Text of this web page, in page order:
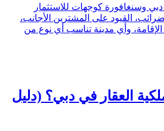
وسنغافورة كوجهات للاستثمار
في عام 2026. الضرائب، القيود على المشترين الأجانب،
الإقامة، وأي مدينة تناسب أي نوع من
العقار في دبي؟ (دليل